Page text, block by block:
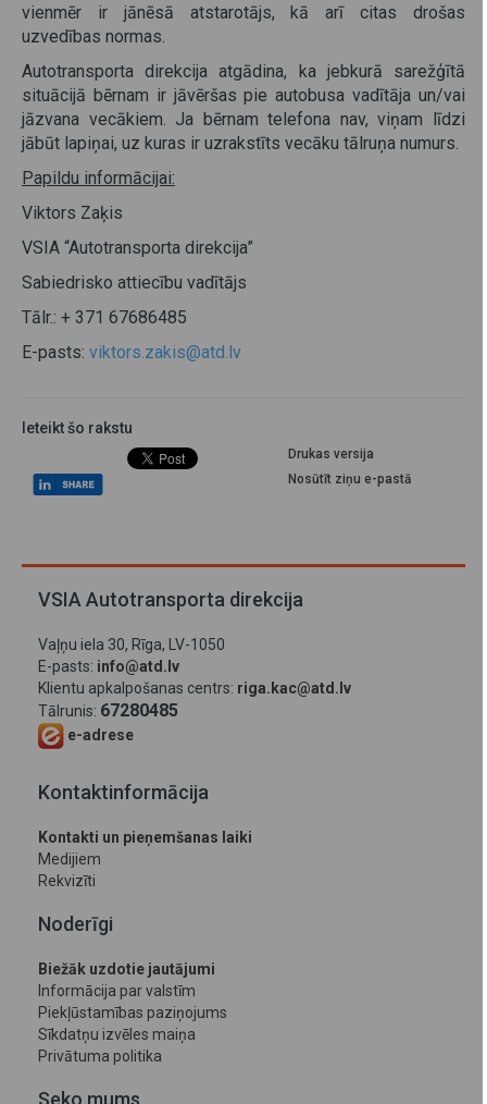
vienmēr ir jānēsā atstarotājs, kā arī citas drošas
uzvedības normas.
Autotransporta direkcija atgādina, ka jebkurā sarežģītā
situācijā bērnam ir jāvēršas pie autobusa vadītāja un/vai
jāzvana vecākiem. Ja bērnam telefona nav, viņam līdzi
jābūt lapiņai, uz kuras ir uzrakstīts vecāku tālruņa numurs.
Papildu informācijai:
Viktors Zaķis
VSIA “Autotransporta direkcija”
Sabiedrisko attiecību vadītājs
Tālr.: + 371 67686485
E-pasts: viktors.zakis@atd.lv
Ieteikt šo rakstu
Drukas versija
Nosūtīt ziņu e-pastā
VSIA Autotransporta direkcija
Vaļņu iela 30, Rīga, LV-1050
E-pasts: info@atd.lv
Klientu apkalpošanas centrs: riga.kac@atd.lv
Tālrunis: 67280485
e-adrese
Kontaktinformācija
Kontakti un pieņemšanas laiki
Medijiem
Rekvizīti
Noderīgi
Biežāk uzdotie jautājumi
Informācija par valstīm
Piekļūstamības paziņojums
Sīkdatņu izvēles maiņa
Privātuma politika
Seko mums